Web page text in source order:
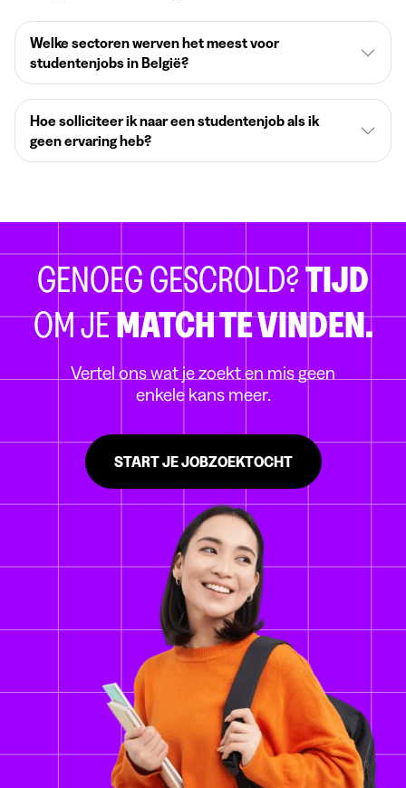
Welke sectoren werven het meest voor
studentenjobs in België?
Hoe solliciteer ik naar een studentenjob als ik
geen ervaring heb?
GENOEG GESCROLD?TIJD
OM JEMATCH TE VINDEN.
Vertel ons wat je zoekt en mis geen
enkele kans meer.
START JE JOBZOEKTOCHT